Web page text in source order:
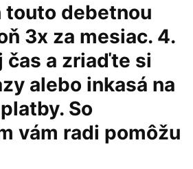
touto debetnou
3x za mesiac. 4.
čas a zriaďte si
alebo inkasá na
So
vám radi pomôžu